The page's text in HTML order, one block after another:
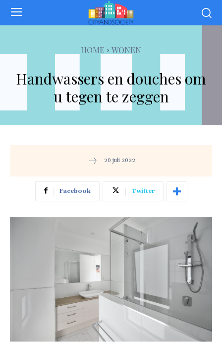
HOME WONEN
Handwassers en douches om
u tegen te zeggen
20 juli 2022
Facebook Twitter